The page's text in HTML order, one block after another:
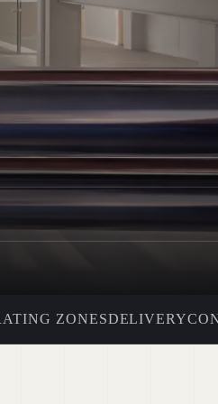
BIM BIM I REALIZACJA
Federacja modeli · ISO 19650 ·
NIEZAWODNE INSTALACJE
Zasilanie · chłodzenie ·
KOORDYNACJA
problemów
AUT
AUTOMATYZACJA
CYFROWE
raportowanie
ZONESDELIVERY